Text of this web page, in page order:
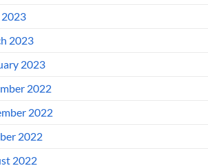
2023
2023
2022
2022
2022
2022